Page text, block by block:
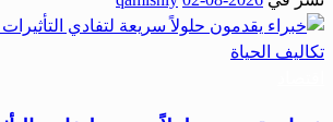
Share